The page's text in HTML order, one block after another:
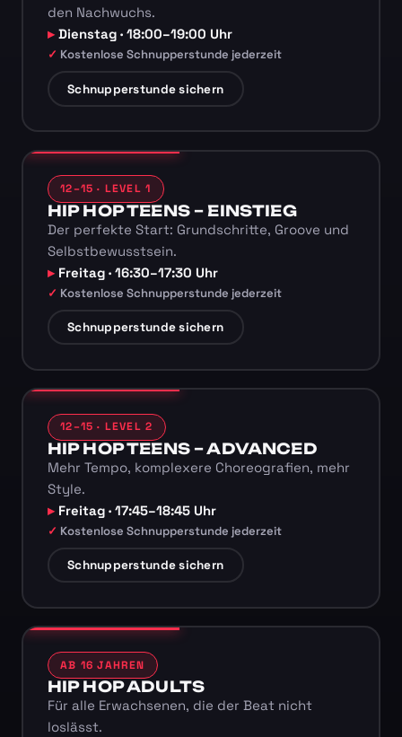
den Nachwuchs.
Dienstag · 18:00–19:00 Uhr
Kostenlose Schnupperstunde jederzeit
Schnupperstunde sichern
12–15 · LEVEL 1
HIP HOP TEENS – EINSTIEG
Der perfekte Start: Grundschritte, Groove und
Selbstbewusstsein.
Freitag · 16:30–17:30 Uhr
Kostenlose Schnupperstunde jederzeit
Schnupperstunde sichern
12–15 · LEVEL 2
HIP HOP TEENS – ADVANCED
Mehr Tempo, komplexere Choreografien, mehr
Style.
Freitag · 17:45–18:45 Uhr
Kostenlose Schnupperstunde jederzeit
Schnupperstunde sichern
AB 16 JAHREN
HIP HOP ADULTS
Für alle Erwachsenen, die der Beat nicht
loslässt.